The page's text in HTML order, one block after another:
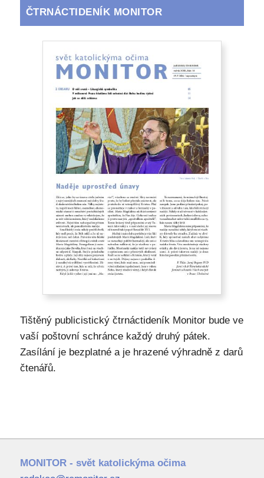
ČTRNÁCTIDENÍK MONITOR
Tištěný publicistický čtrnáctideník Monitor bude ve
vaší poštovní schránce každý druhý pátek.
Zasílání je bezplatné a je hrazené výhradně z darů
čtenářů.
MONITOR - svět katolickýma očima